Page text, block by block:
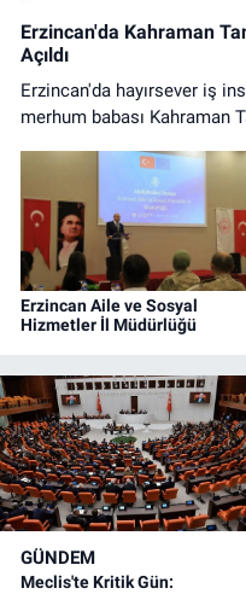
Erzincan'da Kahraman
Açıldı
Erzincan'da hayırsever iş
merhum babası Kahraman
Erzincan Aile ve Sosyal
Hizmetler İl Müdürlüğü
GÜNDEM
Meclis'te Kritik Gün: